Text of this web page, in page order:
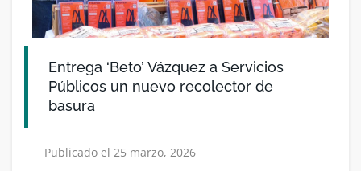
Entrega ‘Beto’ Vázquez a Servicios
Públicos un nuevo recolector de
basura
Publicado el 25 marzo, 2026